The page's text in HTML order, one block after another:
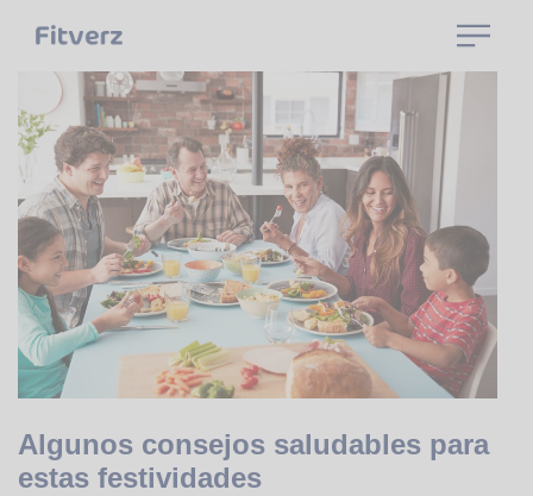
Algunos consejos saludables para
estas festividades